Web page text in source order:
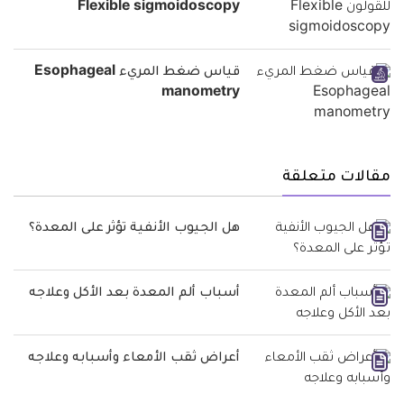
Flexible sigmoidoscopy
قياس ضغط المريء Esophageal
manometry
مقالات متعلقة
هل الجيوب الأنفية تؤثر على المعدة؟
أسباب ألم المعدة بعد الأكل وعلاجه
أعراض ثقب الأمعاء وأسبابه وعلاجه